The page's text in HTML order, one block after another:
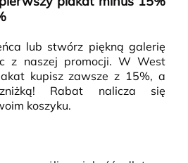
lub stwórz piękną galerię
z naszej promocji. W West
kupisz zawsze z 15%, a
Rabat nalicza się
koszyku.